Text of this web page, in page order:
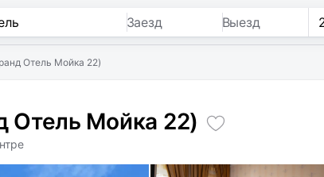
Заезд Выезд
Отель Мойка 22)
Отель Мойка 22)